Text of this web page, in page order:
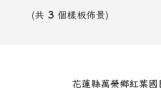
(共 3 個樣板佈景)
花蓮縣萬榮鄉紅葉